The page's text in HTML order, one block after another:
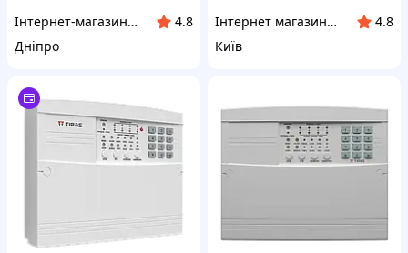
Інтернет-магазин "Winner"
4.8
Дніпро
Інтернет магазин Store7
4.8
Київ